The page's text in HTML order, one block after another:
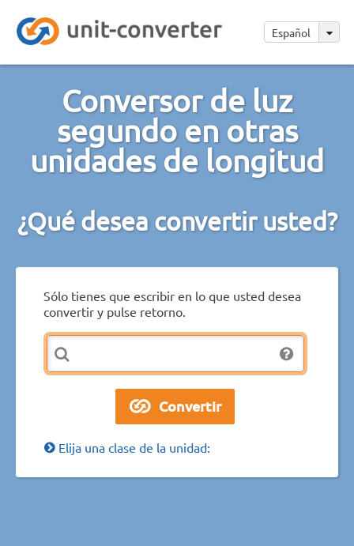
Español
Conversor de luz
segundo en otras
unidades de longitud
¿Qué desea convertir usted?
Sólo tienes que escribir en lo que usted desea
convertir y pulse retorno.
Elija una clase de la unidad: